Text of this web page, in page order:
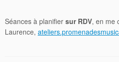
Séances à planifier sur RDV, en me
Laurence,